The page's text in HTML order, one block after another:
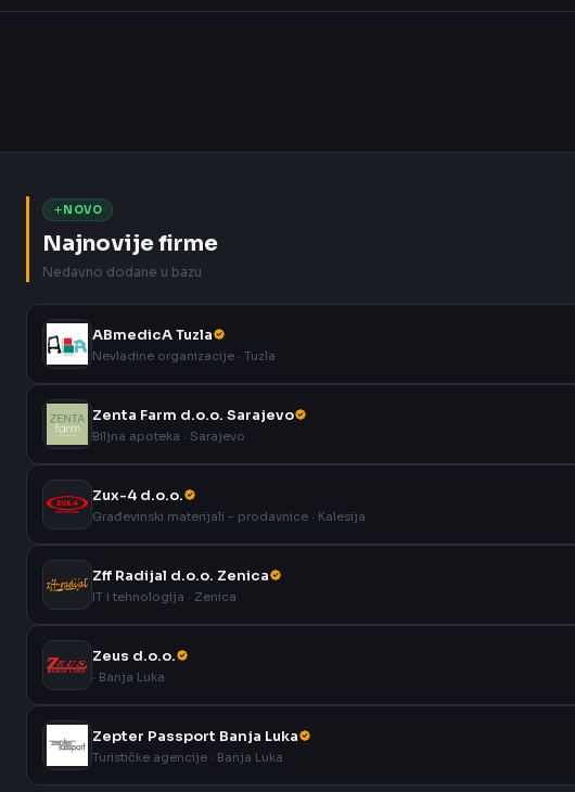
NOVO
Najnovije firme
Nedavno dodane u bazu
ABmedicA Tuzla
Nevladine organizacije · Tuzla
Zenta Farm d.o.o. Sarajevo
Biljna apoteka · Sarajevo
Zux-4 d.o.o.
Građevinski materijali - prodavnice · Kalesija
Zff Radijal d.o.o. Zenica
IT i tehnologija · Zenica
Zeus d.o.o.
· Banja Luka
Zepter Passport Banja Luka
Turističke agencije · Banja Luka